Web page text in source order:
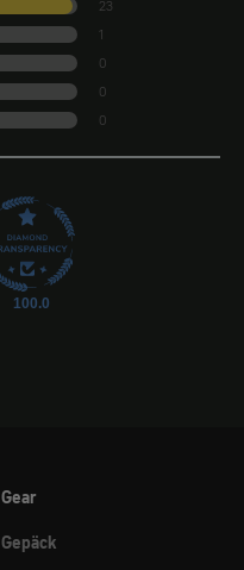
23
1
0
0
0
100.0
Gear
Gepäck